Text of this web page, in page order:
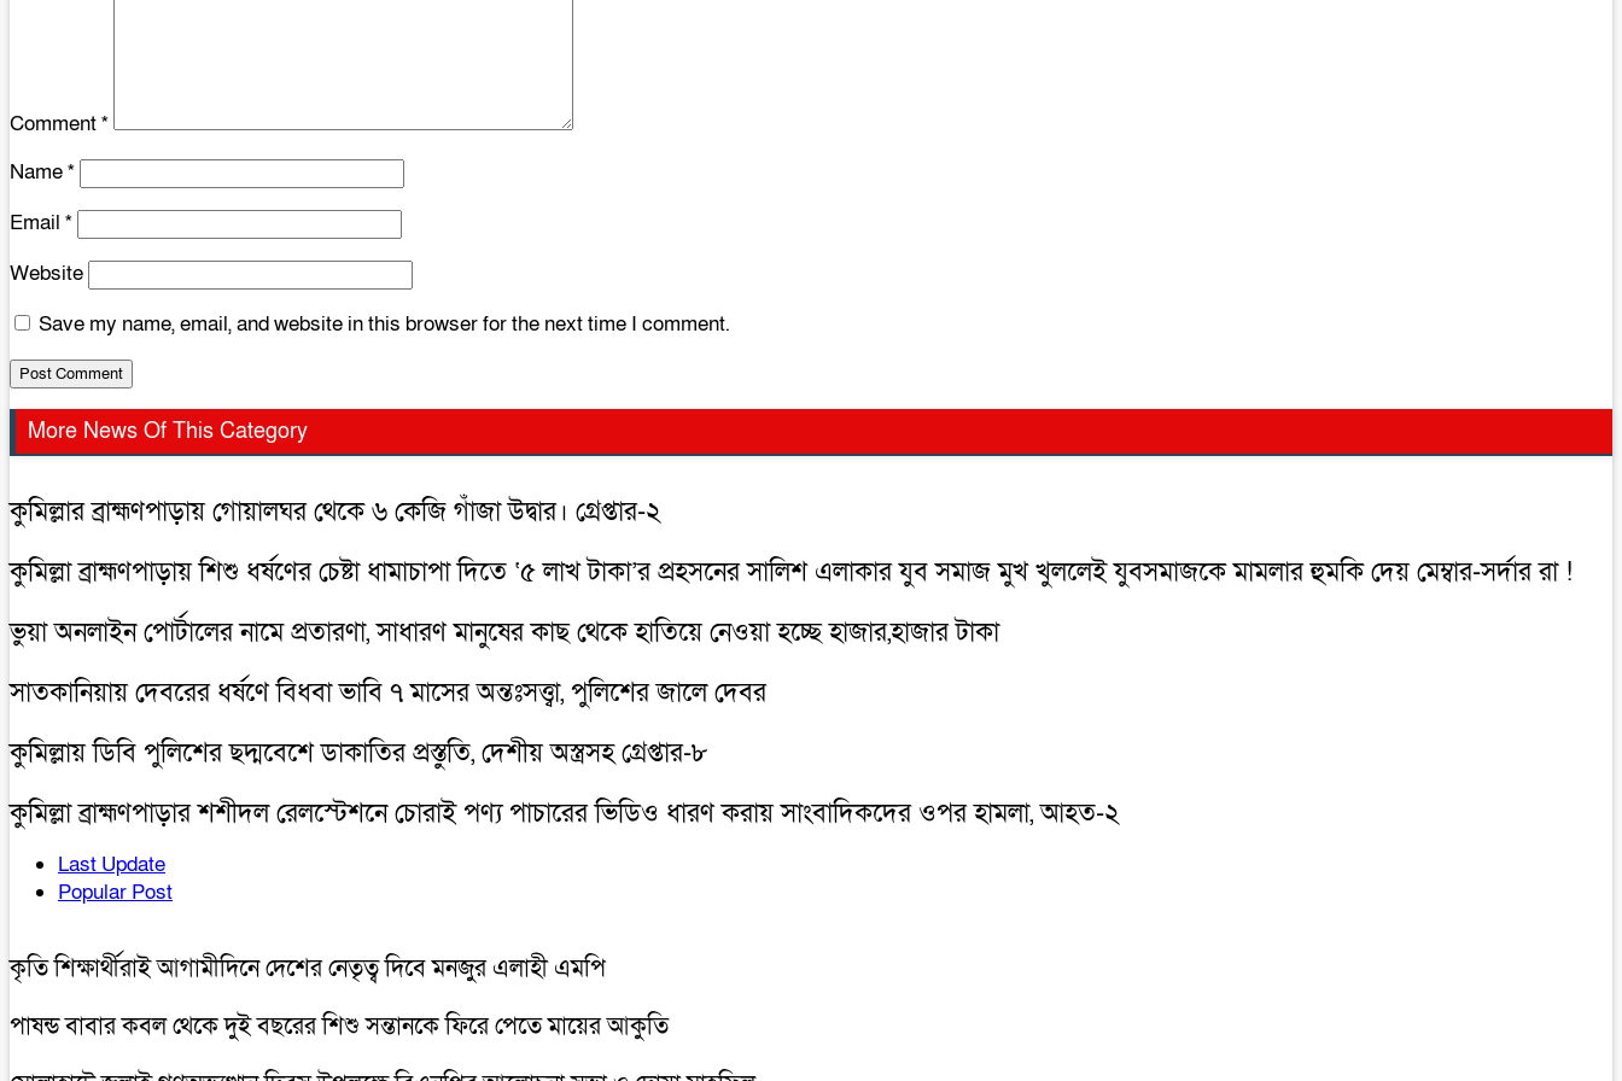
Comment*
Name*
Email *
Website
Save my name, email, and website in this browser for the next time I comment.
More News Of This Category
কুমিল্লার ব্রাহ্মণপাড়ায় গোয়ালঘর থেকে ৬ কেজি গাঁজা উদ্বার। গ্রেপ্তার-২
কুমিল্লা ব্রাহ্মণপাড়ায় শিশু ধর্ষণের চেষ্টা ধামাচাপা দিতে ‘৫ লাখ টাকা’র প্রহসনের সালিশ এলাকার যুব সমাজ মুখ খুললেই যুবসমাজকে মামলার হুমকি দেয় মেম্বার-সর্দার রা !
ভুয়া অনলাইন পোর্টালের নামে প্রতারণা, সাধারণ মানুষের কাছ থেকে হাতিয়ে নেওয়া হচ্ছে হাজার,হাজার টাকা
সাতকানিয়ায় দেবরের ধর্ষণে বিধবা ভাবি ৭ মাসের অন্তঃসত্ত্বা, পুলিশের জালে দেবর
কুমিল্লায় ডিবি পুলিশের ছদ্মবেশে ডাকাতির প্রস্তুতি, দেশীয় অস্ত্রসহ গ্রেপ্তার-৮
কুমিল্লা ব্রাহ্মণপাড়ার শশীদল রেলস্টেশনে চোরাই পণ্য পাচারের ভিডিও ধারণ করায় সাংবাদিকদের ওপর হামলা, আহত-২
Last Update
Popular Post
কৃতি শিক্ষার্থীরাই আগামীদিনে দেশের নেতৃত্ব দিবে মনজুর এলাহী এমপি
পাষন্ড বাবার কবল থেকে দুই বছরের শিশু সন্তানকে ফিরে পেতে মায়ের আকুতি